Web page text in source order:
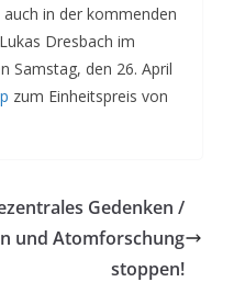
in der kommenden
Dresbach im
Samstag, den 26. April
zum Einheitspreis von
Gedenken /
und Atomforschung
stoppen!